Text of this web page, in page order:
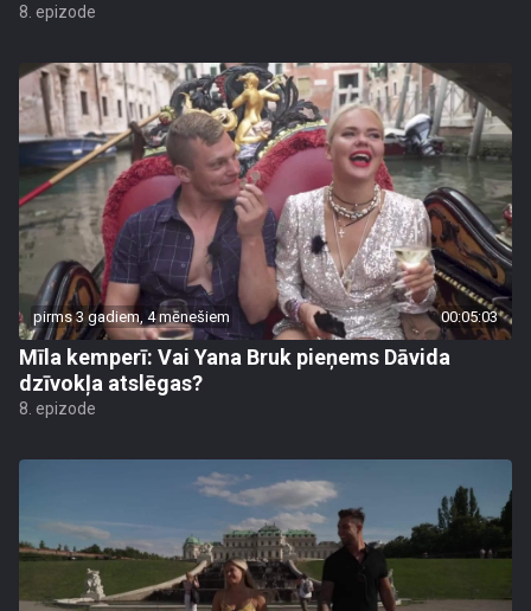
8. epizode
pirms 3 gadiem, 4 mēnešiem 00:05:03
Mīla kemperī: Vai Yana Bruk pieņems Dāvida
dzīvokļa atslēgas?
8. epizode